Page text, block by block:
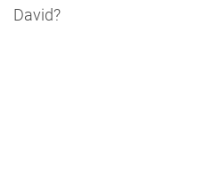
David?